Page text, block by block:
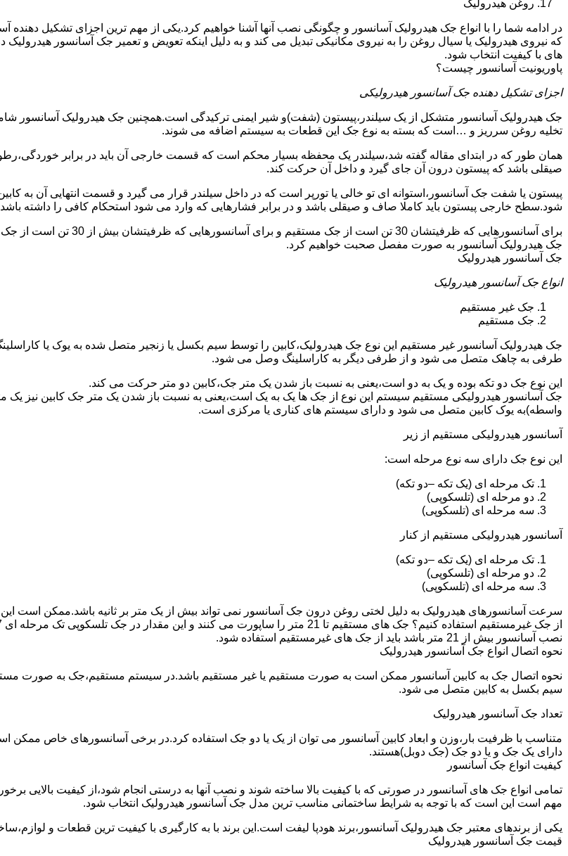
روغن هیدرولیک
در ادامه شما را با انواع جک هیدرولیک آسانسور و چگونگی نصب آنها آشنا خواهیم کرد.یکی از مهم ترین اجزای تشکیل
که نیروی هیدرولیک یا سیال روغن را به نیروی مکانیکی تبدیل می کند و به دلیل اینکه تعویض و تعمیر جک آسانسور
های با کیفیت انتخاب شود.
پاوریونیت آسانسور چیست؟
اجزای تشکیل دهنده جک آسانسور هیدرولیکی
جک هیدرولیک آسانسور متشکل از یک سیلندر،پیستون (شفت)و شیر ایمنی ترکیدگی است.همچنین جک هیدرولیک آسانسور
تخلیه روغن سرریز و …است که بسته به نوع جک این قطعات به سیستم اضافه می شوند.
همان طور که در ابتدای مقاله گفته شد،سیلندر یک محفظه بسیار محکم است که قسمت خارجی آن باید در برابر
صیقلی باشد که پیستون درون آن جای گیرد و داخل آن حرکت کند.
پیستون یا شفت جک آسانسور،استوانه ای تو خالی یا تورپر است که در داخل سیلندر قرار می گیرد و قسمت انتهایی آن
شود.سطح خارجی پیستون باید کاملا صاف و صیقلی باشد و در برابر فشارهایی که وارد می شود استحکام کافی را داشته
برای آسانسورهایی که
جک هیدرولیک آسانسور به صورت مفصل صحبت خواهیم کرد.
جک آسانسور هیدرولیک
انواع جک آسانسور هیدرولیک
جک غیر مستقیم
جک مستقیم
جک هیدرولیک آسانسور غیر مستقیم این نوع جک هیدرولیک،کابین را توسط سیم بکسل یا زنجیر متصل شده به یوک یا
طرفی به چاهک متصل می شود و از طرفی دیگر به کاراسلینگ وصل می شود.
این نوع جک دو تکه بوده و یک به دو است،یعنی به نسبت باز شدن یک متر جک،کابین دو متر حرکت می کند.
جک آسانسور هیدرولیکی مستقیم سیستم این نوع از جک ها یک به یک است،یعنی به نسبت باز شدن یک متر جک کابین نیز
واسطه)به یوک کابین متصل می شود و دارای سیستم های کناری یا مرکزی است.
آسانسور هیدرولیکی مستقیم از زیر
این نوع جک دارای سه نوع مرحله است:
تک مرحله ای (یک تکه –دو تکه)
دو مرحله ای (تلسکوپی)
سه مرحله ای (تلسکوپی)
آسانسور هیدرولیکی مستقیم از کنار
تک مرحله ای (یک تکه –دو تکه)
دو مرحله ای (تلسکوپی)
سه مرحله ای (تلسکوپی)
سرعت آسانسورهای هیدرولیک به دلیل لختی روغن درون جک آسانسور نمی تواند بیش از یک متر بر ثانیه باشد.ممکن است
نصب آسانسور بیش از 21 متر باشد باید از جک های غیرمستقیم استفاده شود.
نحوه اتصال انواع جک آسانسور هیدرولیک
نحوه اتصال جک به کابین آسانسور ممکن است به صورت مستقیم یا غیر مستقیم باشد.در سیستم مستقیم،جک به صورت
سیم بکسل به کابین متصل می شود.
تعداد جک آسانسور هیدرولیک
متناسب با ظرفیت بار،وزن و ابعاد کابین آسانسور می توان از یک یا دو جک استفاده کرد.در برخی آسانسورهای خاص ممکن
دارای یک جک و یا دو جک (جک دوبل)هستند.
کیفیت انواع جک آسانسور
تمامی انواع جک های آسانسور در صورتی که با کیفیت بالا ساخته شوند و نصب آنها به درستی انجام شود،از کیفیت بالایی
مهم است این است که با توجه به شرایط ساختمانی مناسب ترین مدل جک آسانسور هیدرولیک انتخاب شود.
یکی از برندهای معتبر جک هیدرولیک آسانسور،برند هودپا لیفت است.این برند با به کارگیری با کیفیت ترین قطعات و
قیمت جک آسانسور هیدرولیک